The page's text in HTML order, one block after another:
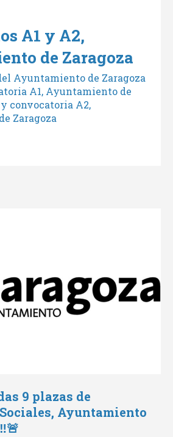
A1 y A2,
de Zaragoza
Ayuntamiento de Zaragoza
A1, Ayuntamiento de
y convocatoria A2,
Zaragoza
9 plazas de
Ayuntamiento